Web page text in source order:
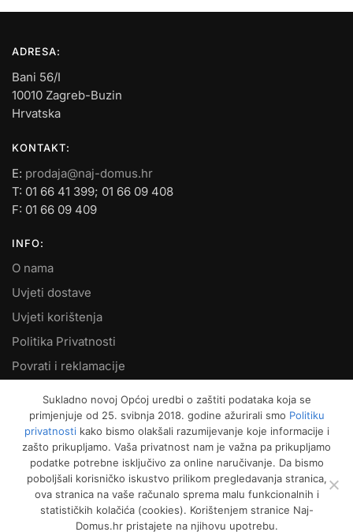
ADRESA:
Bani 56/I
10010 Zagreb-Buzin
Hrvatska
KONTAKT:
E: prodaja@naj-domus.hr
T: 01 66 41 399; 01 66 09 408
F: 01 66 09 409
INFO:
O nama
Uvjeti dostave
Uvjeti korištenja
Politika Privatnosti
Povrati i reklamacije
MOJ RAČUN:
Moje narudžbe
Kako naručiti
Način plaćanja
Garancija kvalitete
Sukladno novoj Općoj uredbi o zaštiti podataka koja se
primjenjuje od 25. svibnja 2018. godine ažurirali smo Politiku
privatnostikako bismo olakšali razumijevanje koje informacije i
zašto prikupljamo. Vaša privatnost nam je važna pa prikupljamo
podatke potrebne isključivo za online naručivanje. Da bismo
poboljšali korisničko iskustvo prilikom pregledavanja stranica,
ova stranica na vaše računalo sprema malu funkcionalnih i
statističkih kolačića (cookies). Korištenjem stranice Naj-
Domus.hr pristajete na njihovu upotrebu.